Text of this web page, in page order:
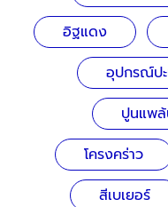
อิฐแดง
อุปกรณ์ป
ปูนแพ
โครงคร่าว
สีเบเยอร์